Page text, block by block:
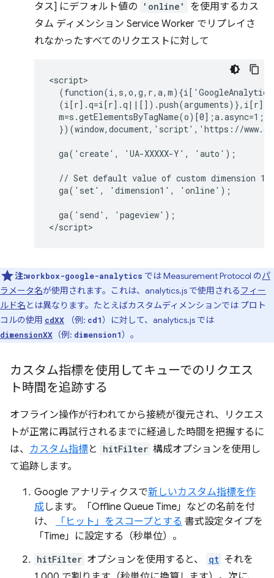
タス] にデフォルト値の
'online'
を使用するカス
タム ディメンション Service Worker でリプレイさ
れなかったすべてのリクエストに対して
<script>
})(window,document,'script','https://
  ga('create', 'UA-XXXXX-Y', 'auto');
// Set default value of custom dimension 1
  ga('set', 'dimension1', 'online');
  ga('send', 'pageview');
注:workbox-google-analytics では Measurement Protocol のパ
ラメータ名が使用されます。これは、analytics.js で使用される フィー
ルド名 とは異なります。たとえばカスタムディメンションでは プロト
コルの使用 cdXX （例: cd1）に対して、analytics.js では
dimensionXX （例: dimension1）。
カスタム指標を使用してキューでのリクエス
ト時間を追跡する
オフライン操作が行われてから接続が復元され、リクエス
トが正常に再試行されるまでに経過した時間を把握するに
は、 カスタム指標と hitFilter 構成オプションを使用し
て追跡します。
Google アナリティクスで新しいカスタム指標を作
成します。「Offline Queue Time」などの名前を付
け、
「ヒット」をスコープとする 書式設定タイプを
「Time」に設定する（秒単位）。
hitFilter オプションを使用すると、 qt それを